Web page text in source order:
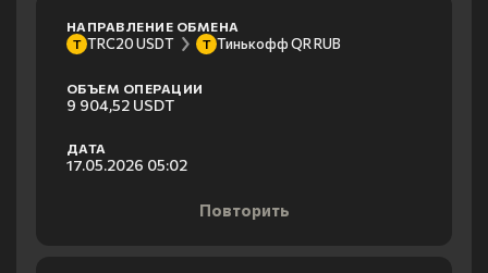
НАПРАВЛЕНИЕ ОБМЕНА
T TRC20 USDT Т Тинькофф QR RUB
ОБЪЕМ ОПЕРАЦИИ
9 904,52 USDT
ДАТА
17.05.2026 05:02
Повторить